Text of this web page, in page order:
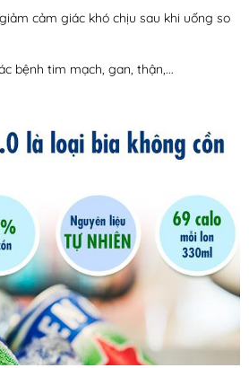
cảm giác khó chịu sau khi uống so
bệnh tim mạch, gan, thận,...